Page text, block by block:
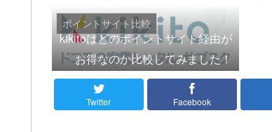
ポイントサイト比較
kikitoはどのポイントサイト経由が
お得なのか比較してみました！
Twitter Facebook